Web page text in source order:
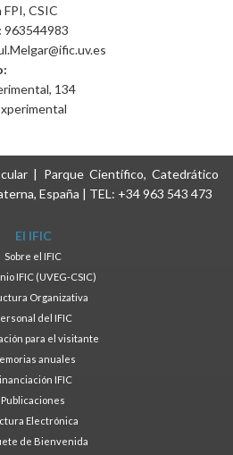
FPI, CSIC
963544983
134
| Parque Científico, Catedrático
España | TEL: +34 963 543 473
El IFIC
Sobre el IFIC
IFIC (UVEG-CSIC)
Organizativa
del IFIC
para el visitante
anuales
IFIC
Publicaciones
Electrónica
de Bienvenida